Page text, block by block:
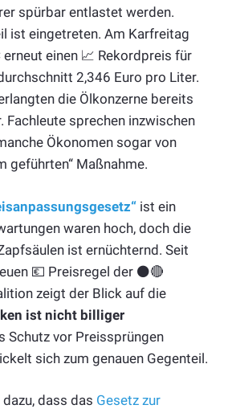
spürbar entlastet werden.
ist eingetreten. Am Karfreitag
einen 📈 Rekordpreis für
2,346 Euro pro Liter.
die Ölkonzerne bereits
Fachleute sprechen inzwischen
Ökonomen sogar von
geführten“ Maßnahme.
ist ein
waren hoch, doch die
ist ernüchternd. Seit
💶 Preisregel der ⚫️🔴
zeigt der Blick auf die
ist nicht billiger
Schutz vor Preissprüngen
sich zum genauen Gegenteil.
dass das Gesetz zur